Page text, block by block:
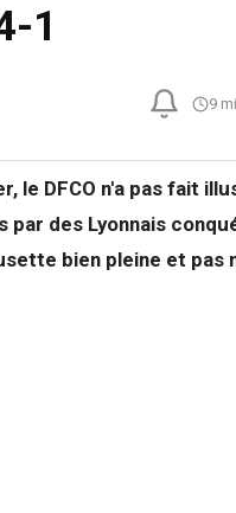
1
9
le DFCO n'a pas fait
par des Lyonnais
bien pleine et pas